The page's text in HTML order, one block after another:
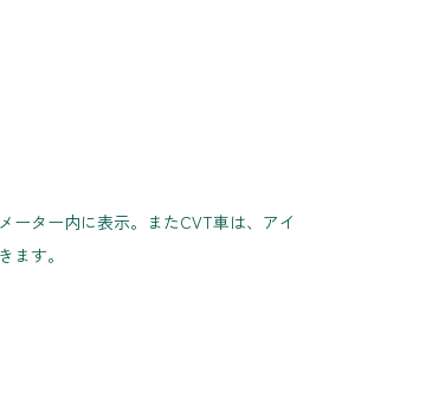
ーター内に表示。またCVT車は、アイ
ます。